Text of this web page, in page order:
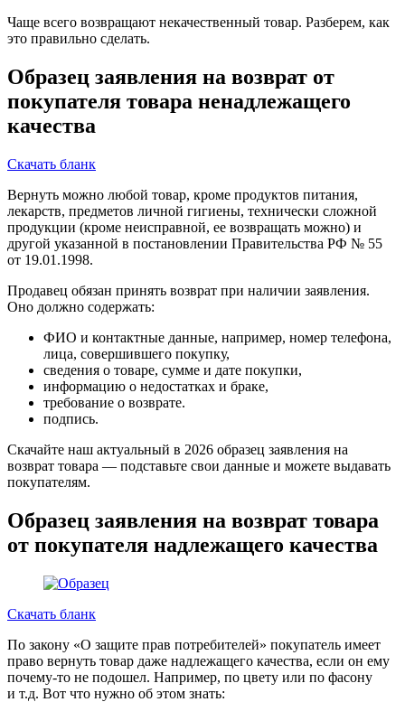
Чаще всего возвращают некачественный товар. Разберем, как
это правильно сделать.
Образец заявления на возврат от
покупателя товара ненадлежащего
качества
Скачать бланк
Вернуть можно любой товар, кроме продуктов питания,
лекарств, предметов личной гигиены, технически сложной
продукции (кроме неисправной, ее возвращать можно) и
другой указанной в постановлении Правительства РФ № 55
от 19.01.1998.
Продавец обязан принять возврат при наличии заявления.
Оно должно содержать:
ФИО и контактные данные, например, номер телефона,
лица, совершившего покупку,
сведения о товаре, сумме и дате покупки,
информацию о недостатках и браке,
требование о возврате.
подпись.
Скачайте наш актуальный в 2026 образец заявления на
возврат товара — подставьте свои данные и можете выдавать
покупателям.
Образец заявления на возврат товара
от покупателя надлежащего качества
Скачать бланк
По закону «О защите прав потребителей» покупатель имеет
право вернуть товар даже надлежащего качества, если он ему
почему‑то не подошел. Например, по цвету или по фасону
и т.д. Вот что нужно об этом знать: